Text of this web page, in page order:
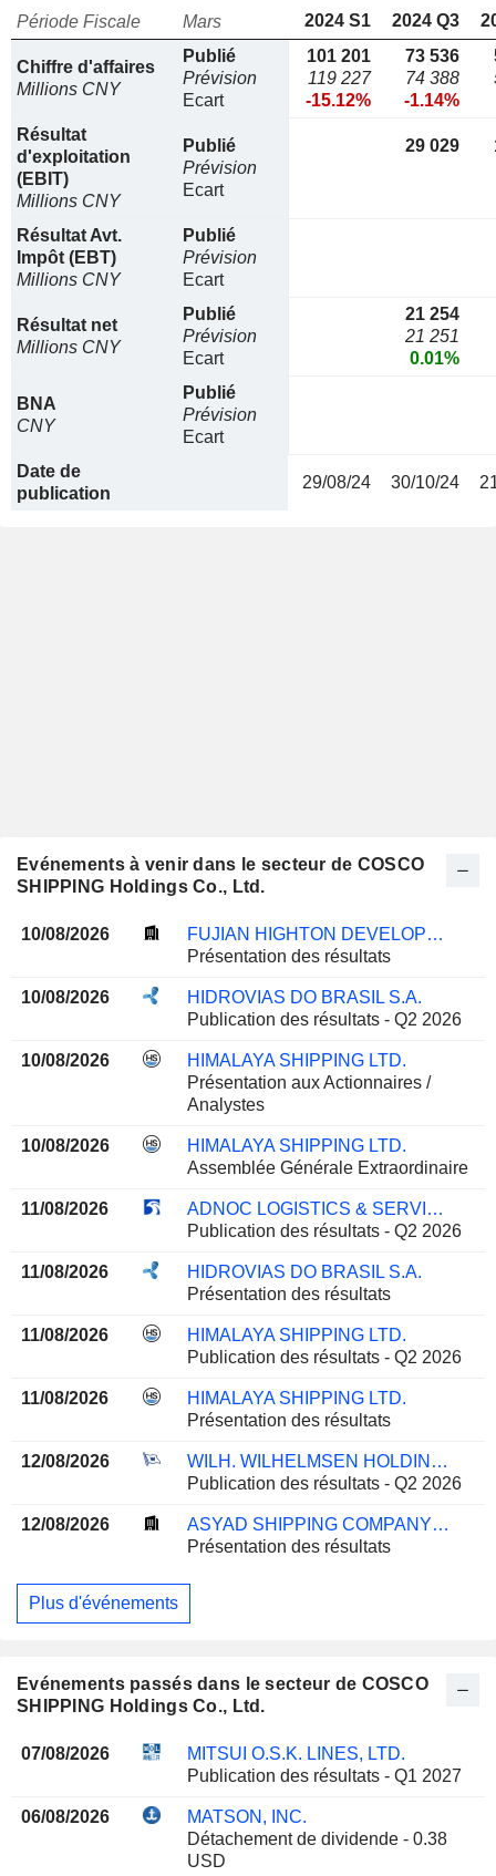
Période Fiscale Mars 2024 S1 2024 Q3
Chiffre d'affaires
Millions CNY
Publié
Prévision
Ecart
101 201
119 227
-15.12%
73 536
74 388
-1.14%
Résultat
d'exploitation
(EBIT)
Millions CNY
Publié
Prévision
Ecart
29 029
Résultat Avt.
Impôt (EBT)
Millions CNY
Publié
Prévision
Ecart
Résultat net
Millions CNY
Publié
Prévision
Ecart
21 254
21 251
0.01%
BNA
CNY
Publié
Prévision
Ecart
Date de
publication
29/08/24 30/10/24
Evénements à venir dans le secteur de COSCO
SHIPPING Holdings Co., Ltd.
10/08/2026
FUJIAN HIGHTON DEVELOPMENT CO., LTD.
Présentation des résultats
10/08/2026
HIDROVIAS DO BRASIL S.A.
Publication des résultats - Q2 2026
10/08/2026
HIMALAYA SHIPPING LTD.
Présentation aux Actionnaires /
Analystes
10/08/2026
HIMALAYA SHIPPING LTD.
Assemblée Générale Extraordinaire
11/08/2026
ADNOC LOGISTICS & SERVICES PLC
Publication des résultats - Q2 2026
11/08/2026
HIDROVIAS DO BRASIL S.A.
Présentation des résultats
11/08/2026
HIMALAYA SHIPPING LTD.
Publication des résultats - Q2 2026
11/08/2026
HIMALAYA SHIPPING LTD.
Présentation des résultats
12/08/2026
WILH. WILHELMSEN HOLDING ASA
Publication des résultats - Q2 2026
12/08/2026
ASYAD SHIPPING COMPANY SAOG
Présentation des résultats
Plus d'événements
Evénements passés dans le secteur de COSCO
SHIPPING Holdings Co., Ltd.
07/08/2026
MITSUI O.S.K. LINES, LTD.
Publication des résultats - Q1 2027
06/08/2026
MATSON, INC.
Détachement de dividende - 0.38
USD